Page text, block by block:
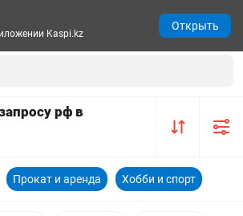
рф в
Прокат и аренда Хобби и спорт
Kaspi.kz
Открыть